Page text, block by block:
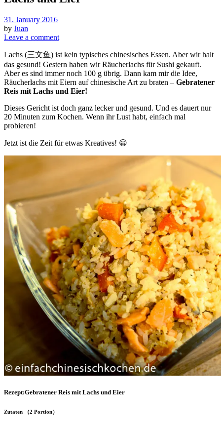
31. January 2016
by Juan
Leave a comment
Lachs (三文鱼) ist kein typisches chinesisches Essen. Aber wir halt
das gesund! Gestern haben wir Räucherlachs für Sushi gekauft.
Aber es sind immer noch 100 g übrig. Dann kam mir die Idee,
Räucherlachs mit Eiern auf chinesische Art zu braten – Gebratener
Reis mit Lachs und Eier!
Dieses Gericht ist doch ganz lecker und gesund. Und es dauert nur
20 Minuten zum Kochen. Wenn ihr Lust habt, einfach mal
probieren!
Jetzt ist die Zeit für etwas Kreatives! 😀
Rezept:Gebratener Reis mit Lachs und Eier
Zutaten （2 Portion）